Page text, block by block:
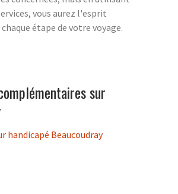
vous aurez l'esprit
étape de votre voyage.
sur
handicapé Beaucoudray